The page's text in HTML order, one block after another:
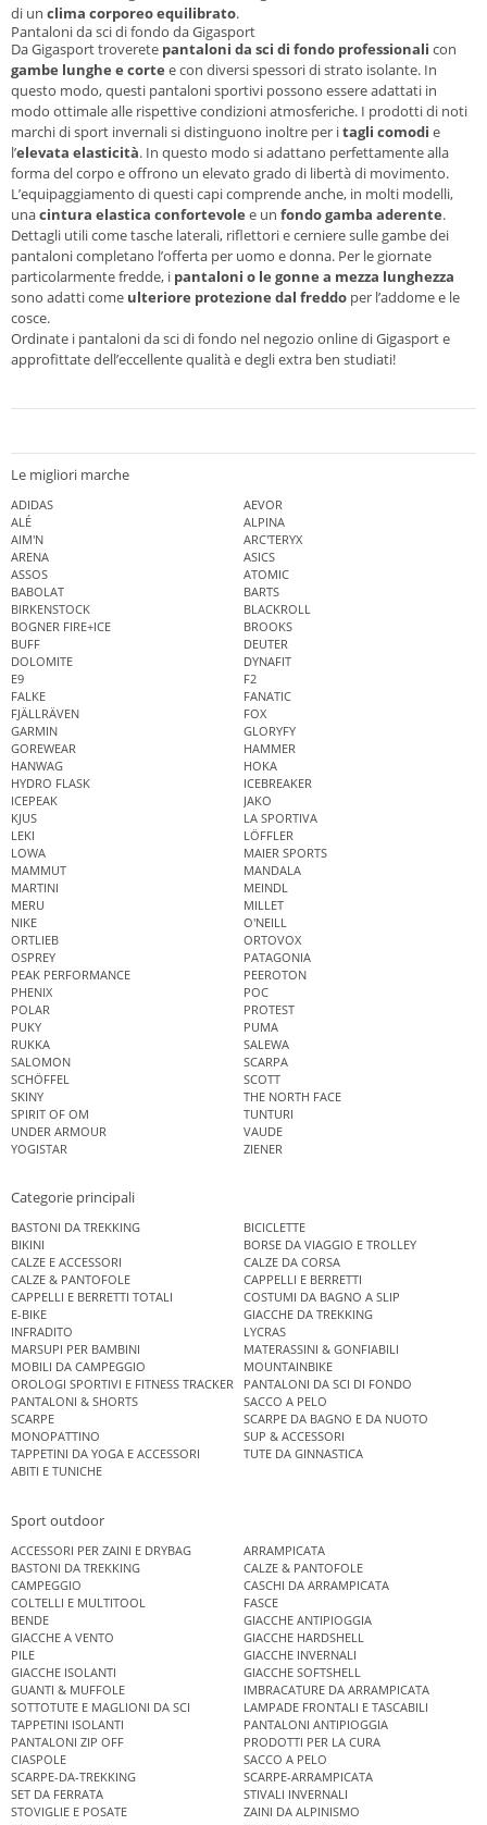
di un clima corporeo equilibrato.
Pantaloni da sci di fondo da Gigasport
Da Gigasport troverete pantaloni da sci di fondo professionali con
gambe lunghe e corte e con diversi spessori di strato isolante. In
questo modo, questi pantaloni sportivi possono essere adattati in
modo ottimale alle rispettive condizioni atmosferiche. I prodotti di noti
marchi di sport invernali si distinguono inoltre per itagli comodi e
l’elevata elasticità. In questo modo si adattano perfettamente alla
forma del corpo e offrono un elevato grado di libertà di movimento.
L’equipaggiamento di questi capi comprende anche, in molti modelli,
unacintura elastica confortevole e un fondo gamba aderente.
Dettagli utili come tasche laterali, riflettori e cerniere sulle gambe dei
pantaloni completano l’offerta per uomo e donna. Per le giornate
particolarmente fredde, i pantaloni o le gonne a mezza lunghezza
sono adatti come ulteriore protezione dal freddo per l’addome e le
cosce.
Ordinate i pantaloni da sci di fondo nel negozio online di Gigasport e
approfittate dell’eccellente qualità e degli extra ben studiati!
Le migliori marche
ADIDAS
AEVOR
ALÉ
ALPINA
AIM'N
ARC'TERYX
ARENA
ASICS
ASSOS
ATOMIC
BABOLAT
BARTS
BIRKENSTOCK
BLACKROLL
BOGNER FIRE+ICE
BROOKS
BUFF
DEUTER
DOLOMITE
DYNAFIT
E9
F2
FALKE
FANATIC
FJÄLLRÄVEN
FOX
GARMIN
GLORYFY
GOREWEAR
HAMMER
HANWAG
HOKA
HYDRO FLASK
ICEBREAKER
ICEPEAK
JAKO
KJUS
LA SPORTIVA
LEKI
LÖFFLER
LOWA
MAIER SPORTS
MAMMUT
MANDALA
MARTINI
MEINDL
MERU
MILLET
NIKE
O'NEILL
ORTLIEB
ORTOVOX
OSPREY
PATAGONIA
PEAK PERFORMANCE
PEEROTON
PHENIX
POC
POLAR
PROTEST
PUKY
PUMA
RUKKA
SALEWA
SALOMON
SCARPA
SCHÖFFEL
SCOTT
SKINY
THE NORTH FACE
SPIRIT OF OM
TUNTURI
UNDER ARMOUR
VAUDE
YOGISTAR
ZIENER
Categorie principali
BASTONI DA TREKKING
BICICLETTE
BIKINI
BORSE DA VIAGGIO E TROLLEY
CALZE E ACCESSORI
CALZE DA CORSA
CALZE & PANTOFOLE
CAPPELLI E BERRETTI
CAPPELLI E BERRETTI TOTALI
COSTUMI DA BAGNO A SLIP
E-BIKE
GIACCHE DA TREKKING
INFRADITO
LYCRAS
MARSUPI PER BAMBINI
MATERASSINI & GONFIABILI
MOBILI DA CAMPEGGIO
MOUNTAINBIKE
OROLOGI SPORTIVI E FITNESS TRACKER
PANTALONI DA SCI DI FONDO
PANTALONI & SHORTS
SACCO A PELO
SCARPE
SCARPE DA BAGNO E DA NUOTO
MONOPATTINO
SUP & ACCESSORI
TAPPETINI DA YOGA E ACCESSORI
TUTE DA GINNASTICA
ABITI E TUNICHE
Sport outdoor
ACCESSORI PER ZAINI E DRYBAG
ARRAMPICATA
BASTONI DA TREKKING
CALZE & PANTOFOLE
CAMPEGGIO
CASCHI DA ARRAMPICATA
COLTELLI E MULTITOOL
FASCE
BENDE
GIACCHE ANTIPIOGGIA
GIACCHE A VENTO
GIACCHE HARDSHELL
PILE
GIACCHE INVERNALI
GIACCHE ISOLANTI
GIACCHE SOFTSHELL
GUANTI & MUFFOLE
IMBRACATURE DA ARRAMPICATA
SOTTOTUTE E MAGLIONI DA SCI
LAMPADE FRONTALI E TASCABILI
TAPPETINI ISOLANTI
PANTALONI ANTIPIOGGIA
PANTALONI ZIP OFF
PRODOTTI PER LA CURA
CIASPOLE
SACCO A PELO
SCARPE-DA-TREKKING
SCARPE-ARRAMPICATA
SET DA FERRATA
STIVALI INVERNALI
STOVIGLIE E POSATE
ZAINI DA ALPINISMO